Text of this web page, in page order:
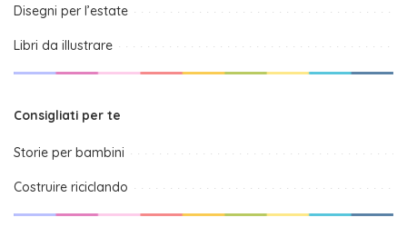
Disegni per l’estate
Libri da illustrare
Consigliati per te
Storie per bambini
Costruire riciclando